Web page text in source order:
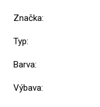
Značka:
Typ:
Barva:
Výbava: